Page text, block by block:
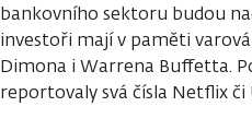
bankovního sektoru budou
investoři mají v paměti
Dimona i Warrena Buffetta.
reportovaly svá čísla Netflix či